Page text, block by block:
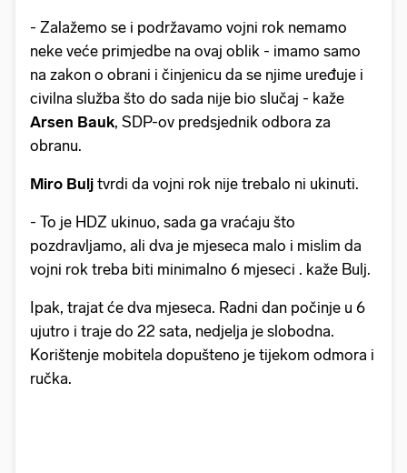
- Zalažemo se i podržavamo vojni rok nemamo
neke veće primjedbe na ovaj oblik - imamo samo
na zakon o obrani i činjenicu da se njime uređuje i
civilna služba što do sada nije bio slučaj - kaže
Arsen Bauk, SDP-ov predsjednik odbora za
obranu.
Miro Bulj tvrdi da vojni rok nije trebalo ni ukinuti.
- To je HDZ ukinuo, sada ga vraćaju što
pozdravljamo, ali dva je mjeseca malo i mislim da
vojni rok treba biti minimalno 6 mjeseci . kaže Bulj.
Ipak, trajat će dva mjeseca. Radni dan počinje u 6
ujutro i traje do 22 sata, nedjelja je slobodna.
Korištenje mobitela dopušteno je tijekom odmora i
ručka.